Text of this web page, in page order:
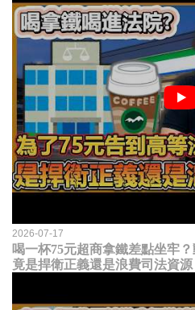
2026-07-17
喝一杯75元超商拿鐵差點坐牢
竟是捍衛正義還是浪費司法資源